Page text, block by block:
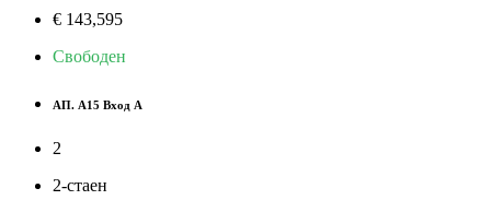
€ 143,595
Свободен
АП. А15 Вход А
2
2-стаен